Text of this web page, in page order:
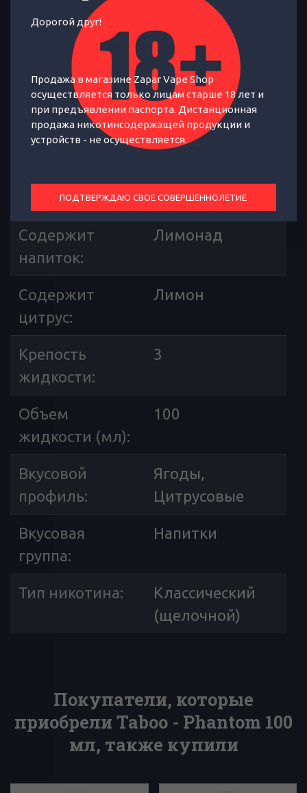
Лимонад с красной смородиной
ХАРАКТЕРИСТИКИ ОТЗЫВЫ
Страна
производителя:
Россия
ягоду:
Содержит
напиток:
Лимонад
Содержит
цитрус:
Лимон
Крепость
жидкости:
3
Объем
жидкости (мл):
100
Вкусовой
профиль:
Ягоды,
Цитрусовые
Вкусовая
группа:
Напитки
Тип никотина:
Классический
(щелочной)
Покупатели, которые
приобрели Taboo - Phantom 100
мл, также купили
Дорогой друг!
Продажа в магазине Zapar Vape Shop
осуществляется только лицам старше 18 лет и
при предъявлении паспорта. Дистанционная
продажа никотинсодержащей продукции и
устройств - не осуществляется.
ПОДТВЕРЖДАЮ СВОЕ СОВЕРШЕННОЛЕТИЕ